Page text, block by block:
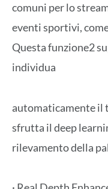
comuni per lo
eventi sportivi,
Questa funzione2
individua
automaticamente il
sfrutta il deep
rilevamento della